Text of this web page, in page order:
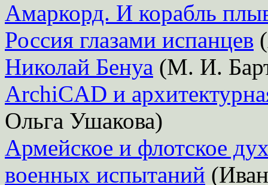
Амаркорд. И корабль
Россия глазами испанцев
Николай Бенуа (М. И.
ArchiCAD и
Ольга Ушакова)
Армейское и флотское
военных испытаний